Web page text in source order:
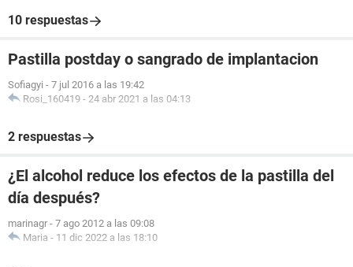
10 respuestas
Pastilla postday o sangrado de implantacion
Sofiagyi - 7 jul 2016 a las 19:42
Rosi_160419 - 24 abr 2021 a las 04:13
2 respuestas
¿El alcohol reduce los efectos de la pastilla del
día después?
marinagr - 7 ago 2012 a las 09:08
Maria - 11 dic 2022 a las 18:10